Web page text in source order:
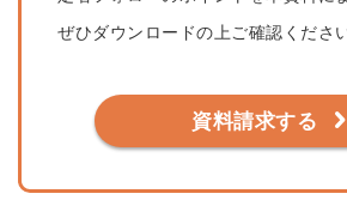
ぜひダウンロードの上ご確認ください
資料請求する